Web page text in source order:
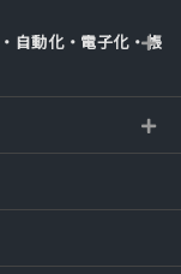
自動化・電子化・帳